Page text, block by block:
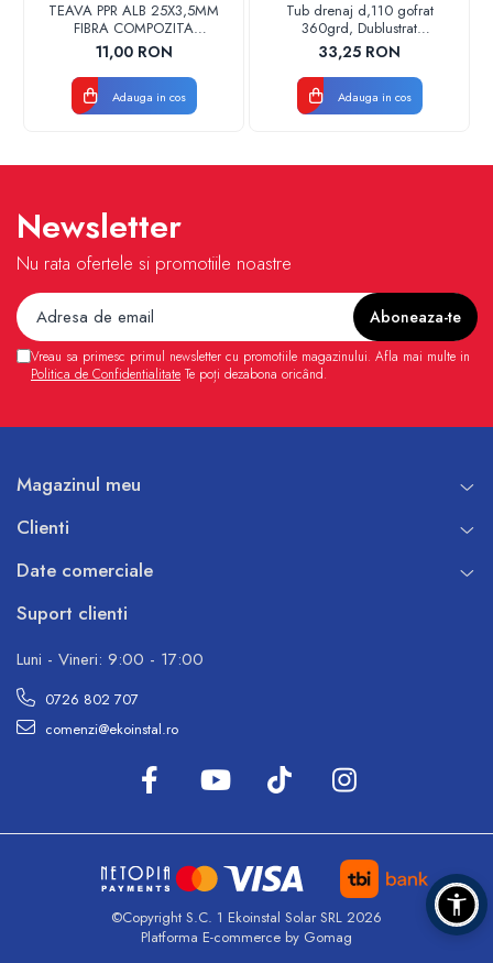
TEAVA PPR ALB 25X3,5MM
FIBRA COMPOZITA
10033025004
VALDUOTHERM VALROM
11,00 RON
Adauga in cos
Tub drenaj d,110 gofrat
360grd, Dublustrat
verde/negru 110152 Drainkit
33,25 RON
Adauga in cos
Newsletter
Nu rata ofertele si promotiile noastre
Vreau sa primesc primul newsletter cu promotiile magazinului. Afla mai multe in
Politica de Confidentialitate Te poți dezabona oricând.
Magazinul meu
Clienti
Date comerciale
Suport clienti
Luni - Vineri: 9:00 - 17:00
0726 802 707
comenzi@ekoinstal.ro
©Copyright S.C. 1 Ekoinstal Solar SRL 2026
Platforma E-commerce by Gomag